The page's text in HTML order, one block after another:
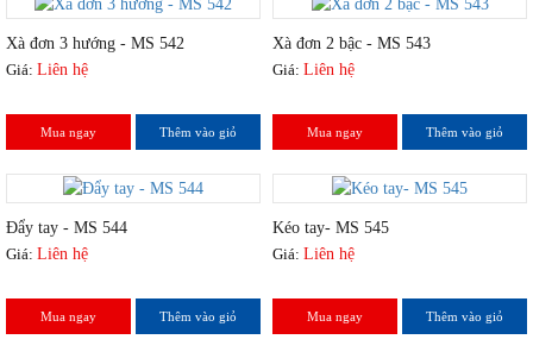
Xà đơn 3 hướng - MS 542
Giá: Liên hệ
Mua ngay Thêm vào giỏ
Xà đơn 2 bậc - MS 543
Giá: Liên hệ
Mua ngay Thêm vào giỏ
Đẩy tay - MS 544
Giá: Liên hệ
Mua ngay Thêm vào giỏ
Kéo tay- MS 545
Giá: Liên hệ
Mua ngay Thêm vào giỏ